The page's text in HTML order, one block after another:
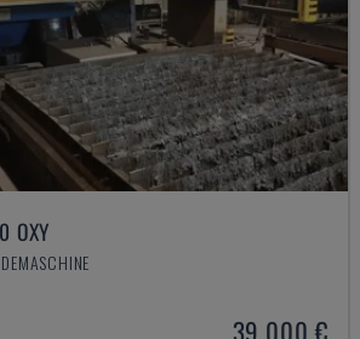
OXY
39.000 €